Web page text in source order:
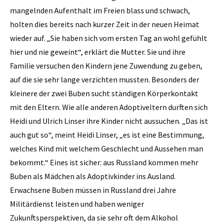
mangelnden Aufenthalt im Freien blass und schwach,
holten dies bereits nach kurzer Zeit in der neuen Heimat
wieder auf. „Sie haben sich vom ersten Tag an wohl gefühlt
hier und nie geweint“, erklärt die Mutter. Sie und ihre
Familie versuchen den Kindern jene Zuwendung zu geben,
auf die sie sehr lange verzichten mussten. Besonders der
kleinere der zwei Buben sucht ständigen Körperkontakt
mit den Eltern. Wie alle anderen Adoptiveltern durften sich
Heidi und Ulrich Linser ihre Kinder nicht aussuchen. „Das ist
auch gut so“, meint Heidi Linser, „es ist eine Bestimmung,
welches Kind mit welchem Geschlecht und Aussehen man
bekommt.“ Eines ist sicher: aus Russland kommen mehr
Buben als Mädchen als Adoptivkinder ins Ausland.
Erwachsene Buben müssen in Russland drei Jahre
Militärdienst leisten und haben weniger
Zukunftsperspektiven, da sie sehr oft dem Alkohol